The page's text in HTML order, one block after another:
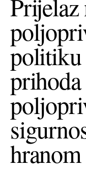
Linkovi
Kontakt
+385 (0)40 374 016
Prijelaz
politiku
prihoda
hranom